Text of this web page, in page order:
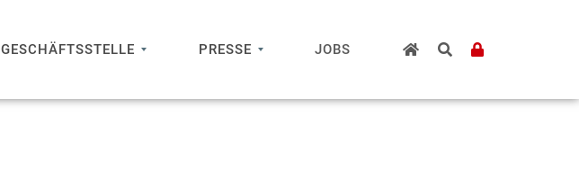
GESCHÄFTSSTELLE PRESSE JOBS